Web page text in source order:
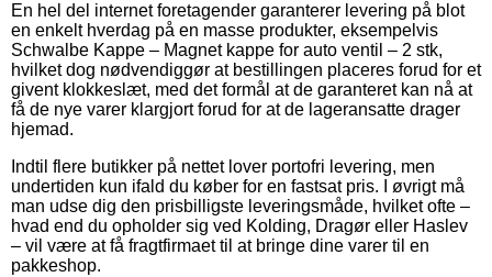
En hel del internet foretagender garanterer levering på blot
en enkelt hverdag på en masse produkter, eksempelvis
Schwalbe Kappe – Magnet kappe for auto ventil – 2 stk,
hvilket dog nødvendiggør at bestillingen placeres forud for et
givent klokkeslæt, med det formål at de garanteret kan nå at
få de nye varer klargjort forud for at de lageransatte drager
hjemad.
Indtil flere butikker på nettet lover portofri levering, men
undertiden kun ifald du køber for en fastsat pris. I øvrigt må
man udse dig den prisbilligste leveringsmåde, hvilket ofte –
hvad end du opholder sig ved Kolding, Dragør eller Haslev
– vil være at få fragtfirmaet til at bringe dine varer til en
pakkeshop.